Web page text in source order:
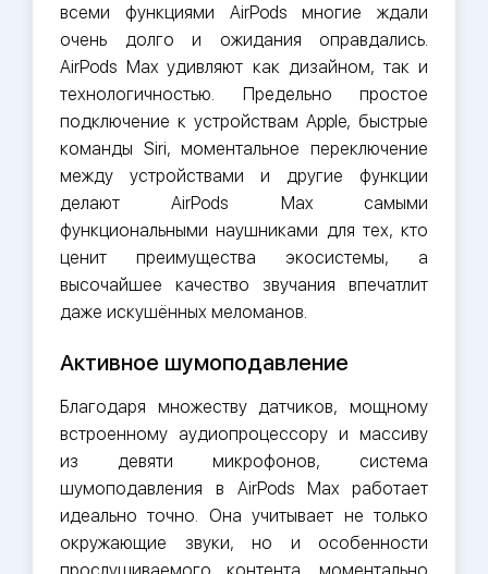
всеми функциями AirPods многие ждали
очень долго и ожидания оправдались.
AirPods Max удивляют как дизайном, так и
технологичностью. Предельно простое
подключение к устройствам Apple, быстрые
команды Siri, моментальное переключение
между устройствами и другие функции
делают AirPods Max самыми
функциональными наушниками для тех, кто
ценит преимущества экосистемы, а
высочайшее качество звучания впечатлит
даже искушённых меломанов.
Активное шумоподавление
Благодаря множеству датчиков, мощному
встроенному аудиопроцессору и массиву
из девяти микрофонов, система
шумоподавления в AirPods Max работает
идеально точно. Она учитывает не только
окружающие звуки, но и особенности